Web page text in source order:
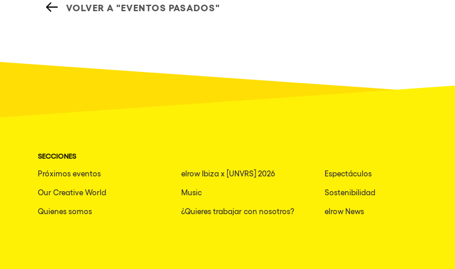
VOLVER A "EVENTOS PASADOS"
SECCIONES
Próximos eventos elrow Ibiza x [UNVRS] 2026 Espectáculos
Our Creative World Music Sostenibilidad
Quienes somos ¿Quieres trabajar con nosotros? elrow News